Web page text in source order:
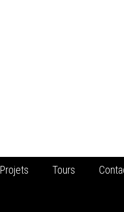
Projets Tours